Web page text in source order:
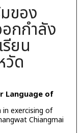
ของ
กกำลัง
ยน
วัด
Language of
exercising of
Chiangmai